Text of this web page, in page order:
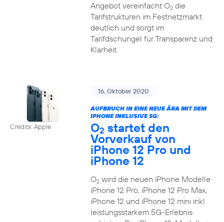
Angebot vereinfacht O2die
Tarifstrukturen im Festnetzmarkt
deutlich und sorgt im
Tarifdschungel für Transparenz und
Klarheit.
Credits: Apple
16. Oktober 2020
AUFBRUCH IN EINE NEUE ÄRA MIT DEM
IPHONE INKLUSIVE 5G:
O2 startet den
Vorverkauf von
iPhone 12 Pro und
iPhone 12
O2wird die neuen iPhone Modelle
iPhone 12 Pro, iPhone 12 Pro Max,
iPhone 12 und iPhone 12 mini inkl.
leistungsstarkem 5G-Erlebnis